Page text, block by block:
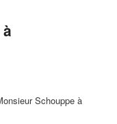
Schouppe à